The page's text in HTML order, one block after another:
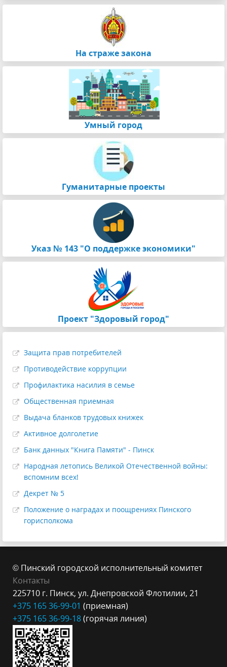
На страже закона
Умный город
Гуманитарные проекты
Указ № 143 "О поддержке экономики"
Проект "Здоровый город"
Защита прав потребителей
Противодействие коррупции
Профилактика насилия в семье
Общественная приемная
Выдача бланков трудовых книжек
Активное долголетие
Банк данных "Книга Памяти" - Пинск
Народная летопись Великой Отечественной войны:
вспомним всех!
Декрет № 5
Положение о наградах и поощрениях Пинского
горисполкома
© Пинский городской исполнительный комитет
Контакты
225710 г. Пинск, ул. Днепровской Флотилии, 21
+375 165 36-99-01 (приемная)
+375 165 36-99-18(горячая линия)